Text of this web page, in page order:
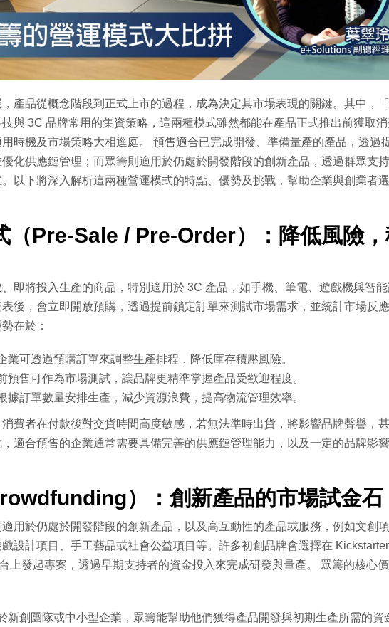
產品從概念階段到正式上市的過程，成為決定其市場表現的關鍵。其中，
與 3C 品牌常用的集資策略，這兩種模式雖然都能在產品正式推出前獲取
時機及市場策略大相逕庭。 預售適合已完成開發、準備量產的產品，透過
化供應鏈管理；而眾籌則適用於仍處於開發階段的創新產品，透過群眾支
以下將深入解析這兩種營運模式的特點、優勢及挑戰，幫助企業與創業者
（Pre-Sale / Pre-Order）：降低風險
即將投入生產的商品，特別適用於 3C 產品，如手機、筆電、遊戲機與智
後，會立即開放預購，透過提前鎖定訂單來測試市場需求，並統計市場反
在於：
業可透過預購訂單來調整生產排程，降低庫存積壓風險。
預售可作為市場測試，讓品牌更精準掌握產品受歡迎程度。
據訂單數量安排生產，減少資源浪費，提高物流管理效率。
費者在付款後對交貨時間高度敏感，若無法準時出貨，將影響品牌聲譽，
適合預售的企業通常需要具備完善的供應鏈管理能力，以及一定的品牌影
）：創新產品的市場試金石
用於仍處於開發階段的創新產品，以及高互動性的產品或服務，例如文創項
設計項目、手工藝品或社會公益項目等。許多初創品牌會選擇在 Kickstarter
上發起專案，透過早期支持者的資金投入來完成研發與量產。 眾籌的核心
新創團隊或中小型企業，眾籌能幫助他們獲得產品開發與初期生產所需的資